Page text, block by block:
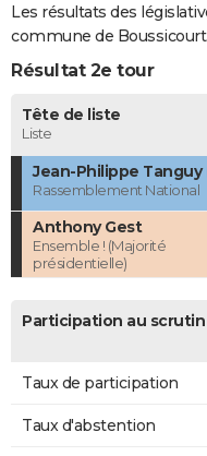
Les résultats des
commune de Boussicourt.
Résultat 2e tour
Tête de liste
Liste
Jean-Philippe Tanguy
Rassemblement National
Anthony Gest
Ensemble ! (Majorité
présidentielle)
Participation au scrutin
Taux de participation
Taux d'abstention